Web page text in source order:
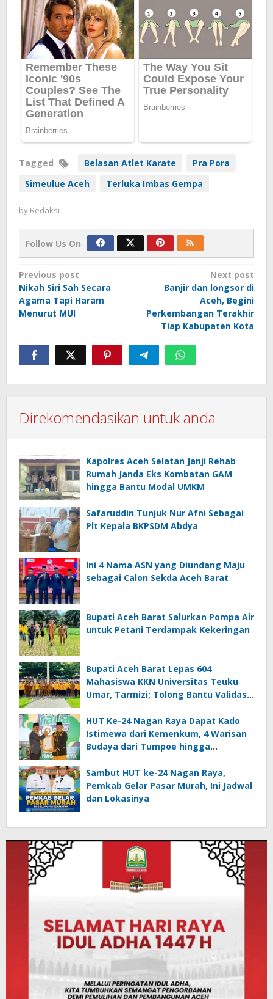
Tagged Belasan Atlet Karate
Pra Pora
Simeulue Aceh
Terluka Imbas Gempa
by Redaksi
Follow Us On
Post
navigation
Previous post
Nikah Siri Sah Secara
Agama Tapi Haram
Menurut MUI
Next post
Banjir dan longsor di
Aceh, Begini
Perkembangan Terakhir
Tiap Kabupaten Kota
Direkomendasikan untuk anda
Kapolres Aceh Selatan Janji Rehab
Rumah Janda Eks Kombatan GAM
hingga Bantu Modal UMKM
Safaruddin Tunjuk Nur Afni Sebagai
Plt Kepala BKPSDM Abdya
Ini 4 Nama ASN yang Diundang Maju
sebagai Calon Sekda Aceh Barat
Bupati Aceh Barat Salurkan Pompa Air
untuk Petani Terdampak Kekeringan
Bupati Aceh Barat Lepas 604
Mahasiswa KKN Universitas Teuku
Umar, Tarmizi; Tolong Bantu Validasi
HUT Ke-24 Nagan Raya Dapat Kado
Istimewa dari Kemenkum, 4 Warisan
Budaya dari Tumpoe hingga
Sambut HUT ke-24 Nagan Raya,
Pemkab Gelar Pasar Murah, Ini Jadwal
dan Lokasinya